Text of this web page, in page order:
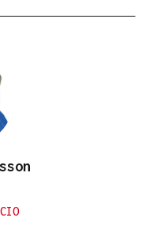
IA para optimizar